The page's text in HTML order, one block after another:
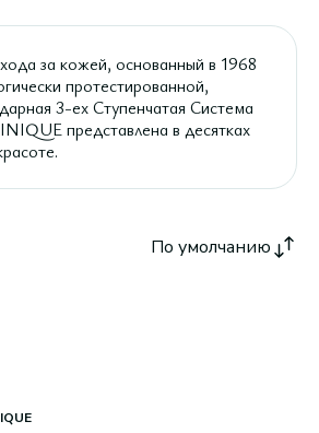
за кожей, основанный в 1968
протестированной,
3-ех Ступенчатая Система
представлена в десятках
По умолчанию